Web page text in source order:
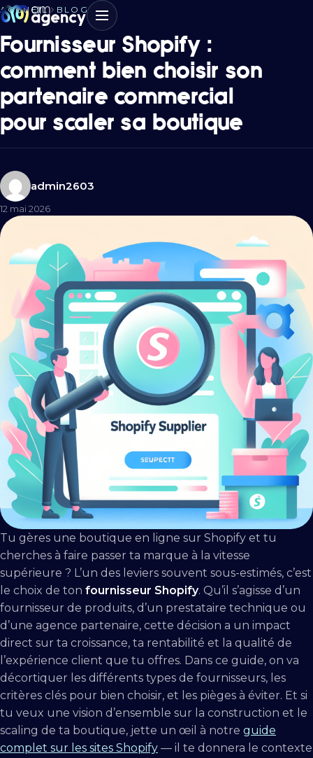
ACCUEIL BLOG
Fournisseur Shopify :
comment bien choisir son
partenaire commercial
pour scaler sa boutique
admin2603
12 mai 2026
Tu gères une boutique en ligne sur Shopify et tu
cherches à faire passer ta marque à la vitesse
supérieure ? L’un des leviers souvent sous-estimés, c’est
le choix de ton fournisseur Shopify. Qu’il s’agisse d’un
fournisseur de produits, d’un prestataire technique ou
d’une agence partenaire, cette décision a un impact
direct sur ta croissance, ta rentabilité et la qualité de
l’expérience client que tu offres. Dans ce guide, on va
décortiquer les différents types de fournisseurs, les
critères clés pour bien choisir, et les pièges à éviter. Et si
tu veux une vision d’ensemble sur la construction et le
scaling de ta boutique, jette un œil à notre guide
complet sur les sites Shopify — il te donnera le contexte